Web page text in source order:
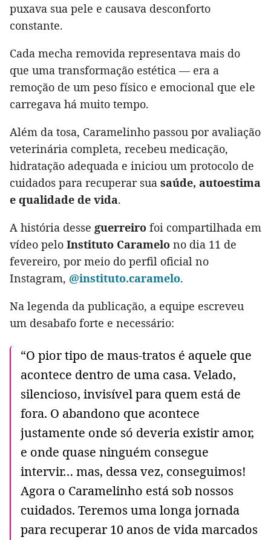
puxava sua pele e causava desconforto
constante.
Cada mecha removida representava mais do
que uma transformação estética — era a
remoção de um peso físico e emocional que ele
carregava há muito tempo.
Além da tosa, Caramelinho passou por avaliação
veterinária completa, recebeu medicação,
hidratação adequada e iniciou um protocolo de
cuidados para recuperar sua saúde, autoestima
e qualidade de vida.
A história desse guerreiro foi compartilhada em
vídeo pelo Instituto Caramelo no dia 11 de
fevereiro, por meio do perfil oficial no
Instagram, @instituto.caramelo.
Na legenda da publicação, a equipe escreveu
um desabafo forte e necessário:
“O pior tipo de maus-tratos é aquele que
acontece dentro de uma casa. Velado,
silencioso, invisível para quem está de
fora. O abandono que acontece
justamente onde só deveria existir amor,
e onde quase ninguém consegue
intervir… mas, dessa vez, conseguimos!
Agora o Caramelinho está sob nossos
cuidados. Teremos uma longa jornada
para recuperar 10 anos de vida marcados